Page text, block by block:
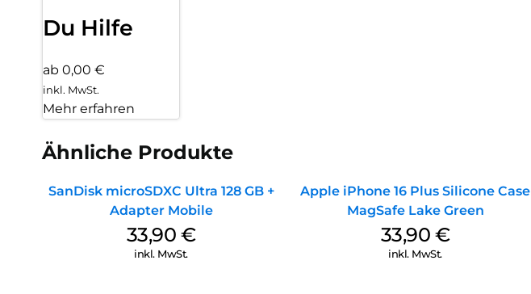
Du Hilfe
ab 0,00 €
inkl. MwSt.
Mehr erfahren
Ähnliche Produkte
SanDisk microSDXC Ultra 128 GB +
Adapter Mobile
33,90 €
inkl. MwSt.
Apple iPhone 16 Plus Silicone Case
MagSafe Lake Green
33,90 €
inkl. MwSt.